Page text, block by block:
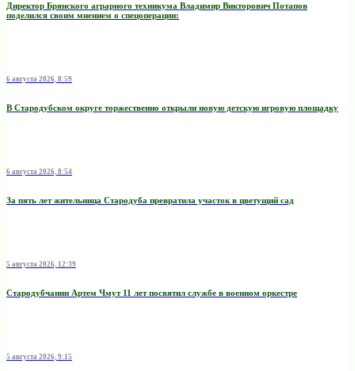
Директор Брянского аграрного техникума Владимир Викторович Потапов
поделился своим мнением о спецоперации:
6 августа 2026, 8:59
В Стародубском округе торжественно открыли новую детскую игровую площадку
6 августа 2026, 8:54
За пять лет жительница Стародуба превратила участок в цветущий сад
5 августа 2026, 12:39
Стародубчанин Артем Чмут 11 лет посвятил службе в военном оркестре
5 августа 2026, 9:15